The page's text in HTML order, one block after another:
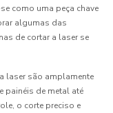
como uma peça chave
algumas das
de cortar a laser se
laser são amplamente
painéis de metal até
o corte preciso e